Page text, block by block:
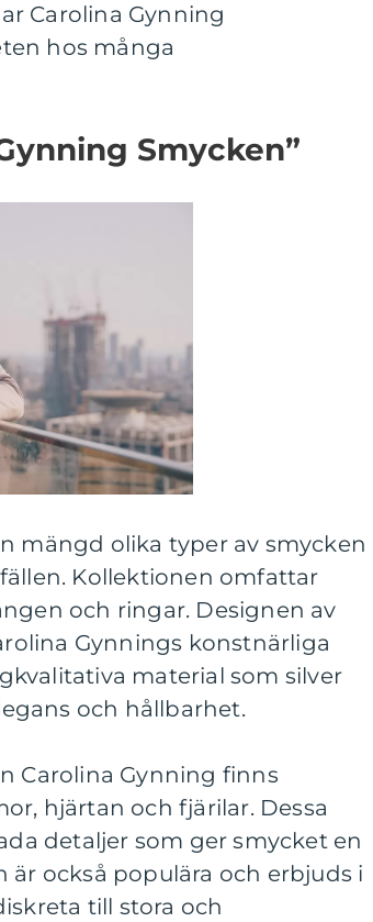
Carolina Gynning
hos många
Smycken”
mängd olika typer av smycken
Kollektionen omfattar
och ringar. Designen av
Gynnings konstnärliga
material som silver
och hållbarhet.
Carolina Gynning finns
hjärtan och fjärilar. Dessa
detaljer som ger smycket en
också populära och erbjuds i
till stora och